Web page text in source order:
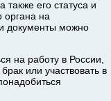
также его статуса и
органа на
документы можно
на работу в России,
или участвовать в